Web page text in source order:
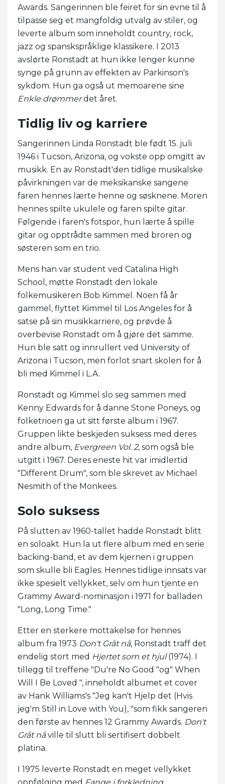
Awards. Sangerinnen ble feiret for sin evne til å
tilpasse seg et mangfoldig utvalg av stiler, og
leverte album som inneholdt country, rock,
jazz og spanskspråklige klassikere. I 2013
avslørte Ronstadt at hun ikke lenger kunne
synge på grunn av effekten av Parkinson's
sykdom. Hun ga også ut memoarene sine
Enkle drømmerdet året.
Tidlig liv og karriere
Sangerinnen Linda Ronstadt ble født 15. juli
1946 i Tucson, Arizona, og vokste opp omgitt av
musikk. En av Ronstadt'den tidlige musikalske
påvirkningen var de meksikanske sangene
faren hennes lærte henne og søsknene. Moren
hennes spilte ukulele og faren spilte gitar.
Følgende i faren's fotspor, hun lærte å spille
gitar og opptrådte sammen med broren og
søsteren som en trio.
Mens han var student ved Catalina High
School, møtte Ronstadt den lokale
folkemusikeren Bob Kimmel. Noen få år
gammel, flyttet Kimmel til Los Angeles for å
satse på sin musikkarriere, og prøvde å
overbevise Ronstadt om å gjøre det samme.
Hun ble satt og innrullert ved University of
Arizona i Tucson, men forlot snart skolen for å
bli med Kimmel i L.A.
Ronstadt og Kimmel slo seg sammen med
Kenny Edwards for å danne Stone Poneys, og
folketrioen ga ut sitt første album i 1967.
Gruppen likte beskjeden suksess med deres
andre album, Evergreen Vol. 2, som også ble
utgitt i 1967. Deres eneste hit var imidlertid
"Different Drum", som ble skrevet av Michael
Nesmith of the Monkees.
Solo suksess
På slutten av 1960-tallet hadde Ronstadt blitt
en soloakt. Hun la ut flere album med en serie
backing-band, et av dem kjernen i gruppen
som skulle bli Eagles. Hennes tidlige innsats var
ikke spesielt vellykket, selv om hun tjente en
Grammy Award-nominasjon i 1971 for balladen
"Long, Long Time."
Etter en sterkere mottakelse for hennes
album fra 1973 Don't Gråt nå, Ronstadt traff det
endelig stort med Hjertet som et hjul(1974). I
tillegg til treffene "Du're No Good "og" When
Will I Be Loved ", inneholdt albumet et cover
av Hank Williams's "Jeg kan't Hjelp det (Hvis
jeg'm Still in Love with You), "som fikk sangeren
den første av hennes 12 Grammy Awards. Don't
Gråt nåville til slutt bli sertifisert dobbelt
platina.
I 1975 leverte Ronstadt en meget vellykket